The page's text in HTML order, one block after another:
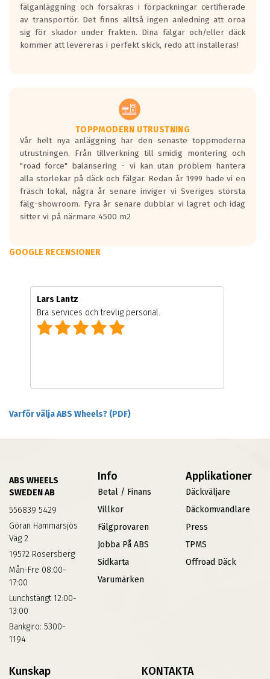
fälganläggning och försäkras i förpackningar certifierade
av transportör. Det finns alltså ingen anledning att oroa
sig för skador under frakten. Dina fälgar och/eller däck
kommer att levereras i perfekt skick, redo att installeras!
TOPPMODERN UTRUSTNING
Vår helt nya anläggning har den senaste toppmoderna
utrustningen. Från tillverkning till smidig montering och
"road force" balansering - vi kan utan problem hantera
alla storlekar på däck och fälgar. Redan år 1999 hade vi en
fräsch lokal, några år senare inviger vi Sveriges största
fälg-showroom. Fyra år senare dubblar vi lagret och idag
sitter vi på närmare 4500 m2
GOOGLE RECENSIONER
Lars Lantz
Bra services och trevlig personal.
Varför välja ABS Wheels? (PDF)
ABS WHEELS
SWEDEN AB
556839 5429
Göran Hammarsjös
Väg 2
19572 Rosersberg
Mån-Fre 08:00-
17:00
Lunchstängt 12:00-
13:00
Bankgiro: 5300-
1194
Info
Betal / Finans
Villkor
Fälgprovaren
Jobba På ABS
Sidkarta
Varumärken
Applikationer
Däckväljare
Däckomvandlare
Press
TPMS
Offroad Däck
Kunskap KONTAKTA